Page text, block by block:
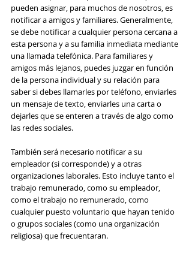
pueden asignar, para muchos de nosotros, es
notificar a amigos y familiares. Generalmente,
se debe notificar a cualquier persona cercana a
esta persona y a su familia inmediata mediante
una llamada telefónica. Para familiares y
amigos más lejanos, puedes juzgar en función
de la persona individual y su relación para
saber si debes llamarles por teléfono, enviarles
un mensaje de texto, enviarles una carta o
dejarles que se enteren a través de algo como
las redes sociales.
También será necesario notificar a su
empleador (si corresponde) y a otras
organizaciones laborales. Esto incluye tanto el
trabajo remunerado, como su empleador,
como el trabajo no remunerado, como
cualquier puesto voluntario que hayan tenido
o grupos sociales (como una organización
religiosa) que frecuentaran.